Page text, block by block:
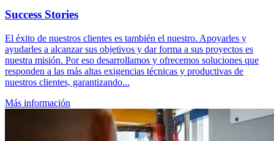
Success Stories
El éxito de nuestros clientes es también el nuestro. Apoyarles y
ayudarles a alcanzar sus objetivos y dar forma a sus proyectos es
nuestra misión. Por eso desarrollamos y ofrecemos soluciones que
responden a las más altas exigencias técnicas y productivas de
nuestros clientes, garantizando...
Más información